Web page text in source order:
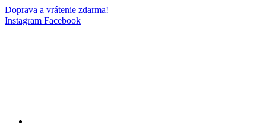
Doprava a vrátenie zdarma!
Instagram Facebook